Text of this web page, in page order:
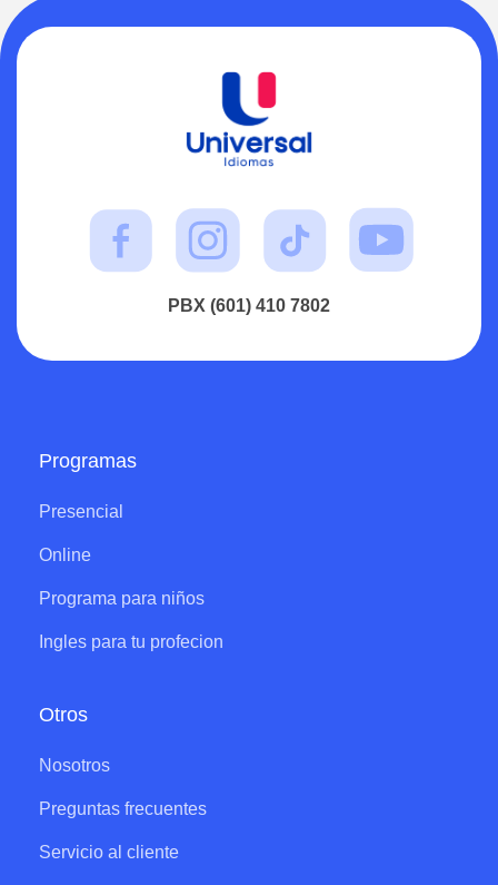
PBX (601) 410 7802
Programas
Presencial
Online
Programa para niños
Ingles para tu profecion
Otros
Nosotros
Preguntas frecuentes
Servicio al cliente